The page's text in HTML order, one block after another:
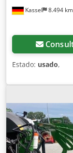
Kassel 8.494 km
Estado: usado,